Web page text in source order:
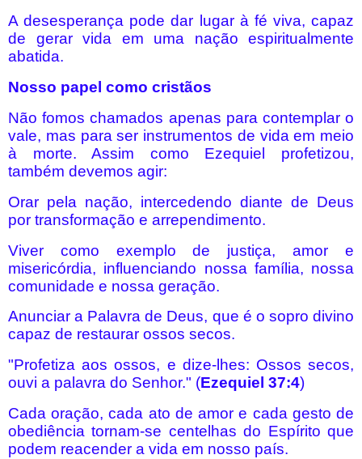
A desesperança pode dar lugar à fé viva, capaz
de gerar vida em uma nação espiritualmente
abatida.
Nosso papel como cristãos
Não fomos chamados apenas para contemplar o
vale, mas para ser instrumentos de vida em meio
à morte. Assim como Ezequiel profetizou,
também devemos agir:
Orar pela nação, intercedendo diante de Deus
por transformação e arrependimento.
Viver como exemplo de justiça, amor e
misericórdia, influenciando nossa família, nossa
comunidade e nossa geração.
Anunciar a Palavra de Deus, que é o sopro divino
capaz de restaurar ossos secos.
"Profetiza aos ossos, e dize-lhes: Ossos secos,
ouvi a palavra do Senhor." (Ezequiel 37:4)
Cada oração, cada ato de amor e cada gesto de
obediência tornam-se centelhas do Espírito que
podem reacender a vida em nosso país.